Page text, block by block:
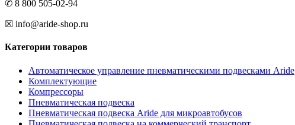
✆ 8 800 505-02-94
☒ info@aride-shop.ru
Категории товаров
Автоматическое управление пневматическими подвесками Aride
Комплектующие
Компрессоры
Пневматическая подвеска
Пневматическая подвеска Aride для микроавтобусов